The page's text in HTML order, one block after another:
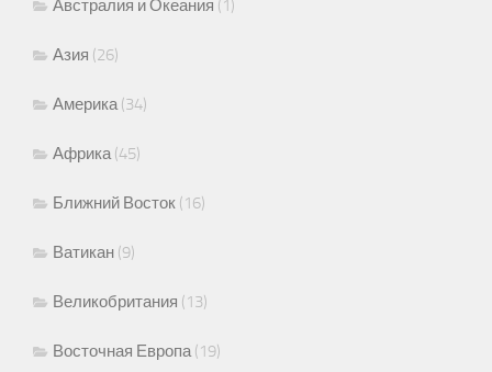
Австралия и Океания (1)
Азия (26)
Америка(34)
Африка(45)
Ближний Восток (16)
Ватикан (9)
Великобритания (13)
Восточная Европа(19)